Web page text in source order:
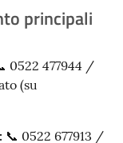
principali
0522 477944 /
(su
📞 0522 677913 /